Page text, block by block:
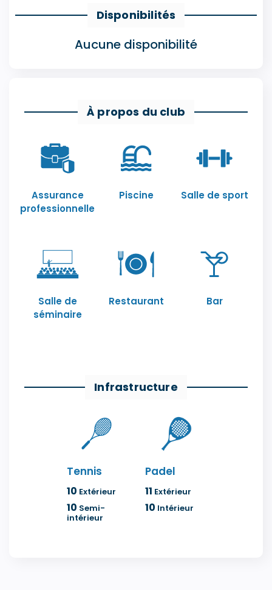
Disponibilités
Aucune disponibilité
À propos du club
Assurance
professionnelle
Piscine Salle de sport
Salle de
séminaire
Restaurant Bar
Infrastructure
Tennis
10 Extérieur
10 Semi-
intérieur
Padel
11 Extérieur
10 Intérieur